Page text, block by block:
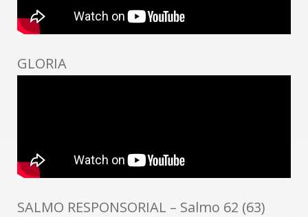
GLORIA
SALMO RESPONSORIAL – Salmo 62 (63)